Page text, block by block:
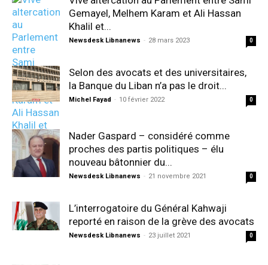
Gemayel, Melhem Karam et Ali Hassan
Khalil et...
Newsdesk Libnanews - 28 mars 2023 0
Selon des avocats et des universitaires,
la Banque du Liban n’a pas le droit...
Michel Fayad - 10 février 2022 0
Nader Gaspard – considéré comme
proches des partis politiques – élu
nouveau bâtonnier du...
Newsdesk Libnanews - 21 novembre 2021 0
L’interrogatoire du Général Kahwaji
reporté en raison de la grève des avocats
Newsdesk Libnanews - 23 juillet 2021 0